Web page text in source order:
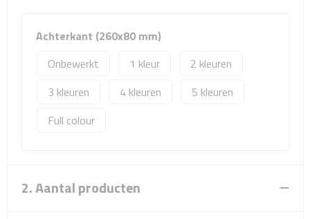
Sporttassen
Achterkant (260x80 mm)
Onbewerkt
1
2
3
4
5
Full colour
2. Aantal producten